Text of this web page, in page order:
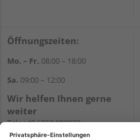
Öffnungszeiten:
Mo. – Fr. 08:00 – 18:00
Sa. 09:00 – 12:00
Wir helfen Ihnen gerne
weiter
Tel.:+49 6050 908030
E-Mail:shop@holzland-